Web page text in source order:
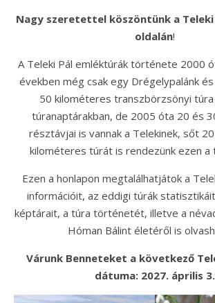
Nagy szeretettel köszöntünk a Teleki Pál emléktúrák
oldalán!
A Teleki Pál emléktúrák története 2000
években még csak egy Drégelypalánk
50 kilométeres transzbörzsönyi
túranaptárakban, de 2005 óta 20 és
résztávjai is vannak a Telekinek, sőt
kilométeres túrát is rendezünk ezen a
Ezen a honlapon megtalálhatjátok a
információit, az eddigi túrák
képtárait, a túra történetét, illetve a
Hóman Bálint életéről is
Várunk Benneteket a következő
dátuma: 2027. április 3.